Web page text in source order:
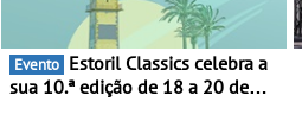
Evento
sua 10.ª edição de 18 a 20 de